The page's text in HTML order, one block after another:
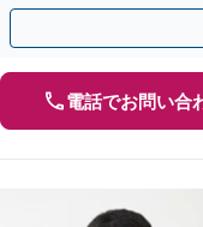
【夜間・休日相談可】【個
電話でお問い合